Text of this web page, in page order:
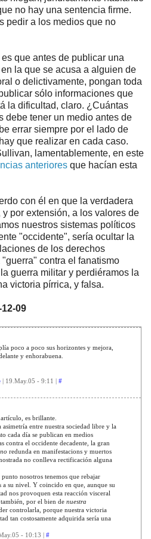
no hay una sentencia firme.
pedir a los medios que no
que antes de publicar una
la que se acusa a alguien de
o delictivamente, pongan toda
sólo informaciones que
la dificultad, claro. ¿Cuántas
debe tener un medio antes de
errar siempre por el lado de
que realizar en cada caso.
lamentablemente, en este
anteriores que hacían esta
con él en que la verdadera
por extensión, a los valores de
nuestros sistemas políticos
"occidente", sería ocultar la
de los derechos
contra el fanatismo
guerra militar y perdiéramos la
victoria pírrica, y falsa.
09
poco a poco sus horizontes y mejora,
y enhorabuena.
| 19.May.05 - 9:11 | #
es brillante.
entre nuestra sociedad libre y la
cada día se publican en medios
contra el occidente decadente, la gran
no redunda en manifestacions y muertos
no conlleva rectificación alguna
nosotros tenemos que rebajar
a su nivel. Y coincido en que, aunque su
nos provoquen esta reacción visceral
por el bien de nuestra
controlarla, porque nuestra victoria
tan costosamente adquirida sería una
- 10:13 | #